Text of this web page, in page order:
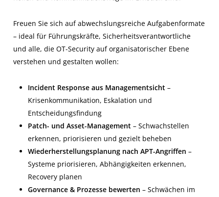
Freuen Sie sich auf abwechslungsreiche Aufgabenformate
– ideal für Führungskräfte, Sicherheitsverantwortliche
und alle, die OT-Security auf organisatorischer Ebene
verstehen und gestalten wollen:
Incident Response aus Managementsicht –
Krisenkommunikation, Eskalation und
Entscheidungsfindung
Patch- und Asset-Management – Schwachstellen
erkennen, priorisieren und gezielt beheben
Wiederherstellungsplanung nach APT-Angriffen –
Systeme priorisieren, Abhängigkeiten erkennen,
Recovery planen
Governance & Prozesse bewerten – Schwächen im